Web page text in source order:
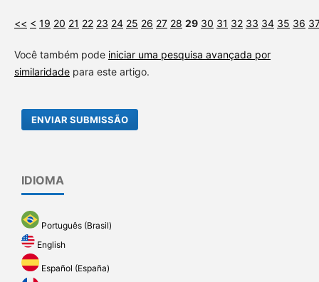
<< < 19 20 21 22 23 24 25 26 27 28 29 30 31 32 33 34 35 36
Você também pode iniciar uma pesquisa avançada por
similaridadepara este artigo.
ENVIAR SUBMISSÃO
IDIOMA
Português (Brasil)
English
Español (España)